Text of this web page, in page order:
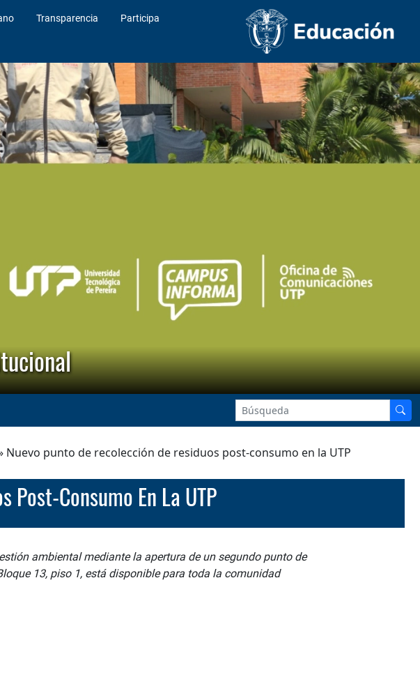
Transparencia Participa
Nuevo punto de recolección de residuos post-consumo en la UTP
Post-Consumo En La UTP
ambiental mediante la apertura de un segundo punto de
13, piso 1, está disponible para toda la comunidad